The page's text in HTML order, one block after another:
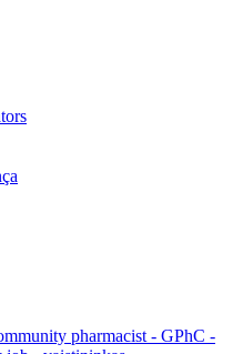
pharmacist - GPhC -